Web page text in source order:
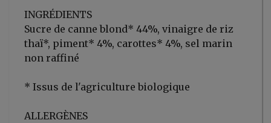
INGRÉDIENTS
Sucre de canne blond* 44%, vinaigre de riz
thaï*, piment* 4%, carottes* 4%, sel marin
non raffiné
* Issus de l'agriculture biologique
ALLERGÈNES